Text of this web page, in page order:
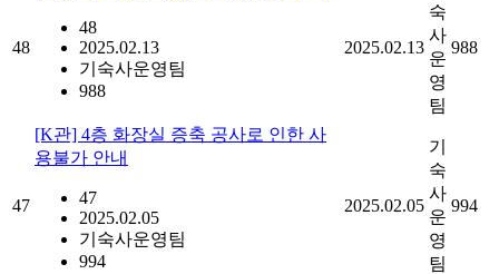
48
48
2025.02.13
기숙사운영팀
988
2025.02.13
숙
사
운
영
팀
988
47
[K관] 4층 화장실 증축 공사로 인한 사
용불가 안내
47
2025.02.05
기숙사운영팀
994
2025.02.05
기
숙
사
운
영
팀
994